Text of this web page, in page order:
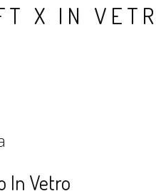
X IN
In Vetro